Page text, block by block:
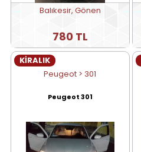
Balıkesir, Gönen
780 TL
KİRALIK
Peugeot > 301
Peugeot 301